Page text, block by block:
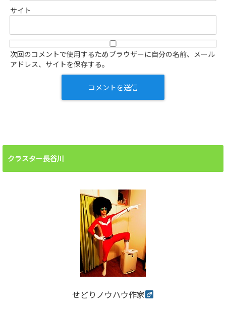
サイト
次回のコメントで使用するためブラウザーに自分の名前、メール
アドレス、サイトを保存する。
クラスター長谷川
せどりノウハウ作家